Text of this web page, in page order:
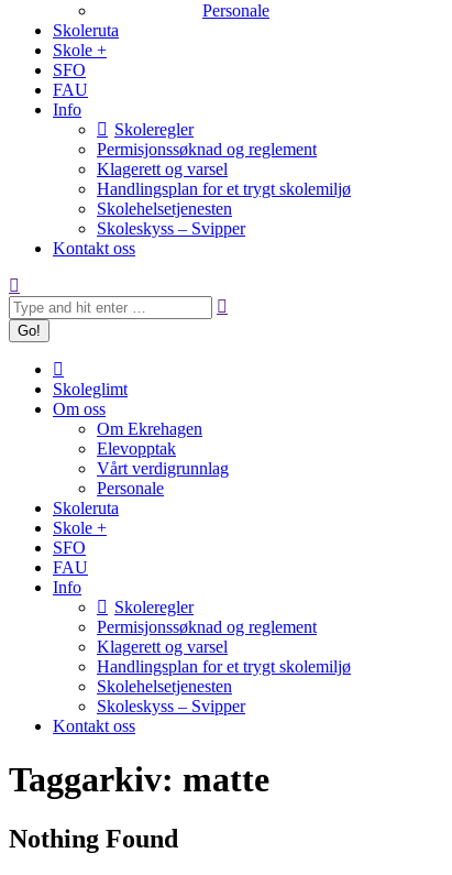
Personale
Skoleruta
Skole +
SFO
FAU
Info
Skoleregler
Permisjonssøknad og reglement
Klagerett og varsel
Handlingsplan for et trygt skolemiljø
Skolehelsetjenesten
Skoleskyss – Svipper
Kontakt oss
Search:
Skoleglimt
Om oss
Om Ekrehagen
Elevopptak
Vårt verdigrunnlag
Personale
Skoleruta
Skole +
SFO
FAU
Info
Skoleregler
Permisjonssøknad og reglement
Klagerett og varsel
Handlingsplan for et trygt skolemiljø
Skolehelsetjenesten
Skoleskyss – Svipper
Kontakt oss
Taggarkiv: matte
Nothing Found